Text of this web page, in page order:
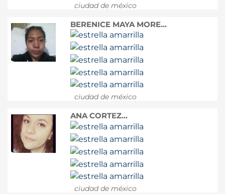
ciudad de méxico
BERENICE MAYA MORE...
ciudad de méxico
ANA CORTEZ...
ciudad de méxico